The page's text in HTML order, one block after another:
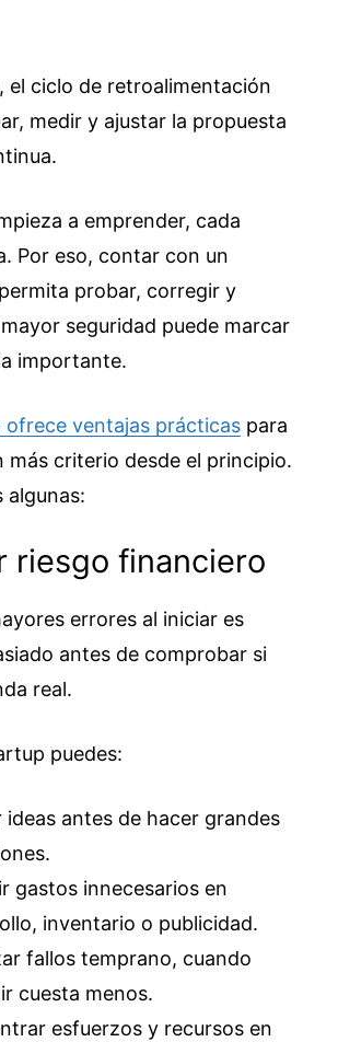
el ciclo de retroalimentación
medir y ajustar la propuesta
a emprender, cada
Por eso, contar con un
probar, corregir y
seguridad puede marcar
importante.
ofrece ventajas prácticas para
más criterio desde el principio.
algunas:
riesgo financiero
errores al iniciar es
antes de comprobar si
real.
puedes:
ideas antes de hacer grandes
gastos innecesarios en
inventario o publicidad.
fallos temprano, cuando
cuesta menos.
esfuerzos y recursos en